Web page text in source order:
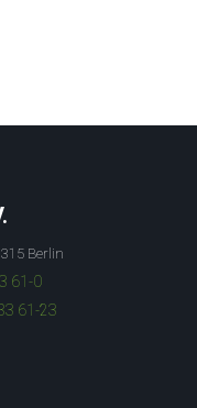
Berlin
61-0
61-23